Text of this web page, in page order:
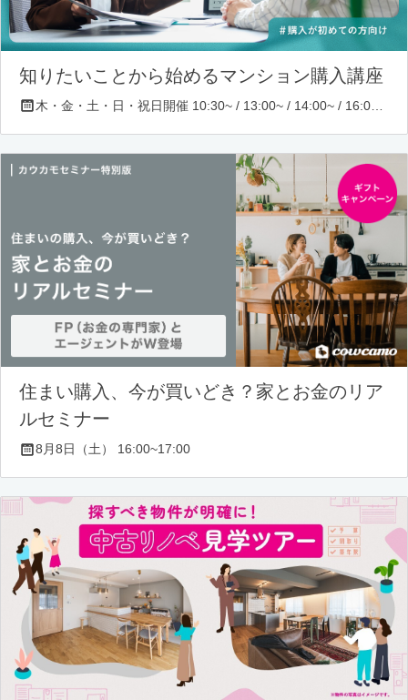
知りたいことから始めるマンション購入講座
住まい購入、今が買いどき？家とお金のリア
ルセミナー
8月8日（土） 16:00~17:00